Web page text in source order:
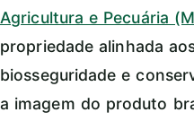
Agricultura e Pecuária
propriedade alinhada
biosseguridade e
a imagem do produto